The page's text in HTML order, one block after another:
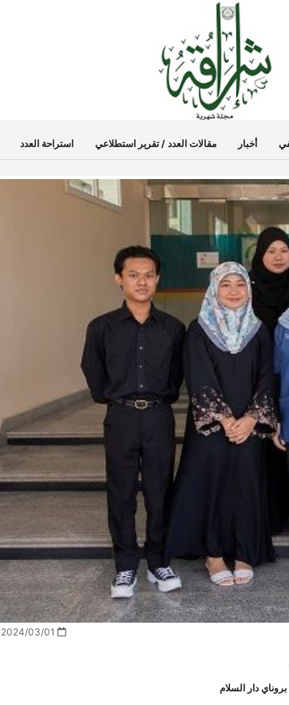
أخبار مقالات العدد / تقرير استطلاعي استراحة العدد